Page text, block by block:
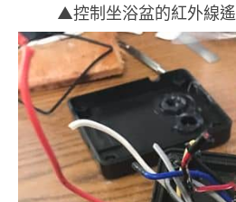
▲控制坐浴盆的紅外線